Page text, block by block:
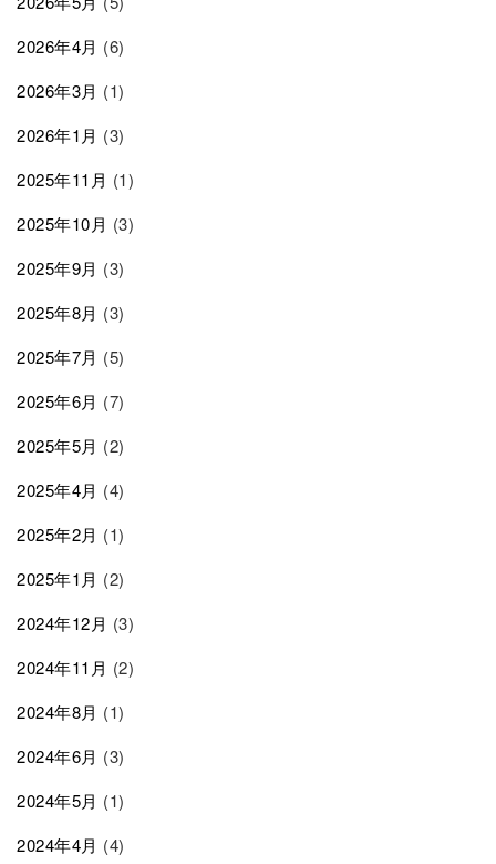
2026年4月 (6)
2026年3月 (1)
2026年1月 (3)
2025年11月 (1)
2025年10月 (3)
2025年9月 (3)
2025年8月 (3)
2025年7月 (5)
2025年6月 (7)
2025年5月 (2)
2025年4月 (4)
2025年2月 (1)
2025年1月 (2)
2024年12月 (3)
2024年11月 (2)
2024年8月 (1)
2024年6月 (3)
2024年5月 (1)
2024年4月 (4)